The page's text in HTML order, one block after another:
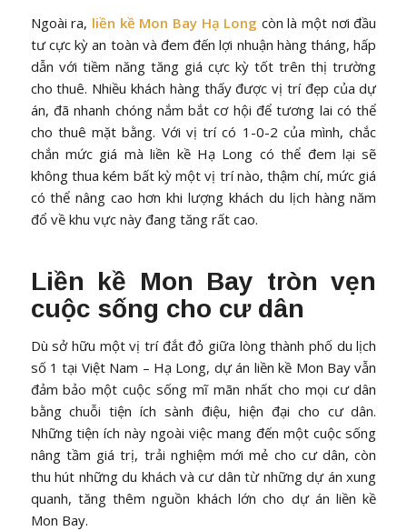
Ngoài ra, liền kề Mon Bay Hạ Long còn là một nơi đầu
tư cực kỳ an toàn và đem đến lợi nhuận hàng tháng, hấp
dẫn với tiềm năng tăng giá cực kỳ tốt trên thị trường
cho thuê. Nhiều khách hàng thấy được vị trí đẹp của dự
án, đã nhanh chóng nắm bắt cơ hội để tương lai có thể
cho thuê mặt bằng. Với vị trí có 1-0-2 của mình, chắc
chắn mức giá mà liền kề Hạ Long có thể đem lại sẽ
không thua kém bất kỳ một vị trí nào, thậm chí, mức giá
có thể nâng cao hơn khi lượng khách du lịch hàng năm
đổ về khu vực này đang tăng rất cao.
Liền kề Mon Bay tròn vẹn
cuộc sống cho cư dân
Dù sở hữu một vị trí đắt đỏ giữa lòng thành phố du lịch
số 1 tại Việt Nam – Hạ Long, dự án liền kề Mon Bay vẫn
đảm bảo một cuộc sống mĩ mãn nhất cho mọi cư dân
bằng chuỗi tiện ích sành điệu, hiện đại cho cư dân.
Những tiện ích này ngoài việc mang đến một cuộc sống
nâng tầm giá trị, trải nghiệm mới mẻ cho cư dân, còn
thu hút những du khách và cư dân từ những dự án xung
quanh, tăng thêm nguồn khách lớn cho dự án liền kề
Mon Bay.